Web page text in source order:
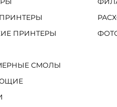
ПРИНТЕРЫ
ПРИНТЕРЫ
СМОЛЫ